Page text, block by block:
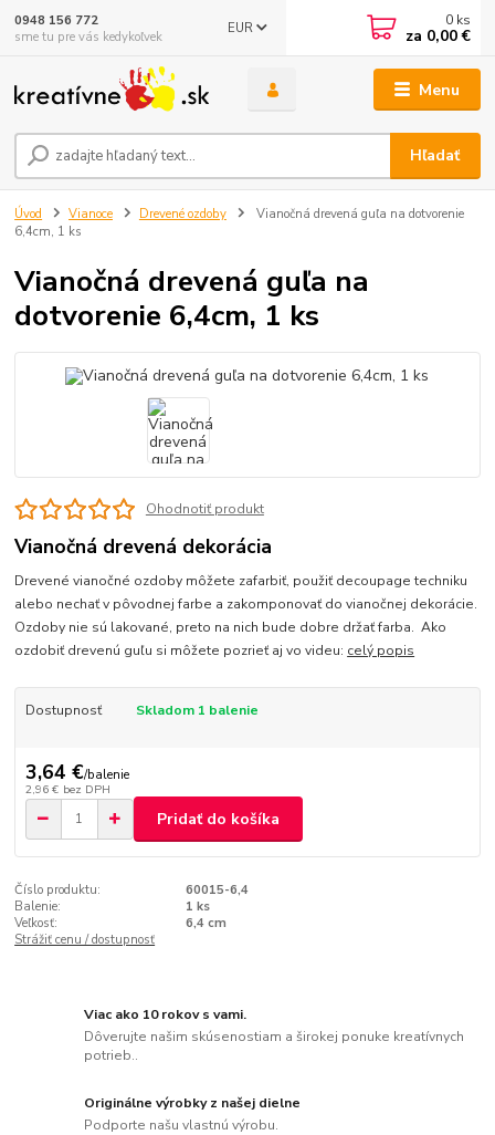
Menu
EUR
Hľadať
0948 156 772
sme tu pre vás kedykoľvek
0 ks
za 0,00 €
Úvod Vianoce Drevené ozdoby
Vianočná drevená guľa na dotvorenie
6,4cm, 1 ks
Vianočná drevená guľa na
dotvorenie 6,4cm, 1 ks
Ohodnotiť produkt
Vianočná drevená dekorácia
Drevené vianočné ozdoby môžete zafarbiť, použiť decoupage techniku
alebo nechať v pôvodnej farbe a zakomponovať do vianočnej dekorácie.
Ozdoby nie sú lakované, preto na nich bude dobre držať farba. Ako
ozdobiť drevenú guľu si môžete pozrieť aj vo videu: celý popis
Dostupnosť Skladom 1 balenie
3,64 €/balenie
2,96 € bez DPH
Pridať do košíka
Číslo produktu:
60015-6,4
Balenie:
1 ks
Veľkosť:
6,4 cm
Strážiť cenu / dostupnosť
Viac ako 10 rokov s vami.
Dôverujte našim skúsenostiam a širokej ponuke kreatívnych
potrieb..
Originálne výrobky z našej dielne
Podporte našu vlastnú výrobu.